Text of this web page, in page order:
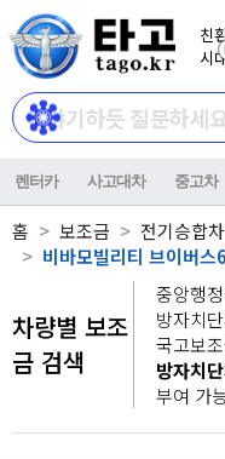
친
시
렌터카 사고대차 중고차
홈 보조금
전기승합차
비바모빌리티 브이버스
차량별 보조
금 검색
중앙행
방자치
국고보
방자치
부여 가